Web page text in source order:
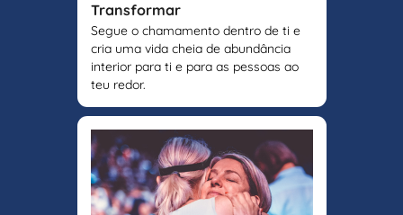
Transformar
Segue o chamamento dentro de ti e
cria uma vida cheia de abundância
interior para ti e para as pessoas ao
teu redor.